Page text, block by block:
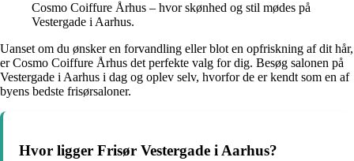
Cosmo Coiffure Århus – hvor skønhed og stil mødes på
Vestergade i Aarhus.
Uanset om du ønsker en forvandling eller blot en opfriskning af dit hår,
er Cosmo Coiffure Århus det perfekte valg for dig. Besøg salonen på
Vestergade i Aarhus i dag og oplev selv, hvorfor de er kendt som en af
byens bedste frisørsaloner.
Hvor ligger Frisør Vestergade i Aarhus?